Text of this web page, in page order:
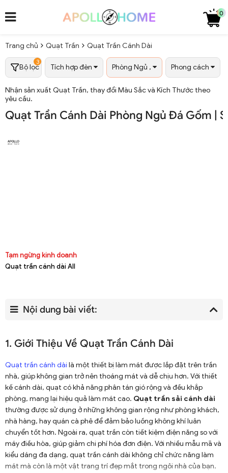
0
Trang chủ Quạt Trần Quạt Trần Cánh Dài
Bộ lọc
3
Tích hợp đèn Phòng Ngủ , Phong cách
Nhận sản xuất Quạt Trần, thay đổi Màu Sắc và Kích Thước theo
yêu cầu.
Quạt Trần Cánh Dài Phòng Ngủ Đá Gốm |
Tạm ngừng kinh doanh
Quạt trần cánh dài All
Nội dung bài viết:
1. Giới Thiệu Về Quạt Trần Cánh Dài
Quạt trần cánh dài là một thiết bị làm mát được lắp đặt trên trần
nhà, giúp không gian trở nên thoáng mát và dễ chịu hơn. Với thiết
kế cánh dài, quạt có khả năng phân tán gió rộng và đều khắp
phòng, mang lại hiệu quả làm mát cao. Quạt trần sải cánh dài
thường được sử dụng ở những không gian rộng như phòng khách,
nhà hàng, hay quán cà phê để đảm bảo luồng không khí luân
chuyển tốt hơn. Ngoài ra, quạt trần còn tiết kiệm điện năng so với
máy điều hòa, giúp giảm chi phí hóa đơn điện. Với nhiều mẫu mã và
kiểu dáng đa dạng, quạt trần cánh dài không chỉ chức năng làm
mát mà còn là một vật trang trí đẹp mắt trong ngôi nhà của bạn.